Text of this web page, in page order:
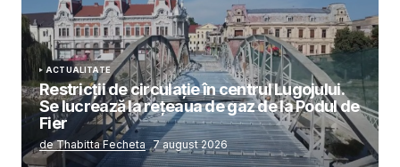
ACTUALITATE
Restricții de circulație în centrul Lugojului.
Se lucrează la rețeaua de gaz de la Podul de
Fier
de Thabitta Fecheta 7 august 2026